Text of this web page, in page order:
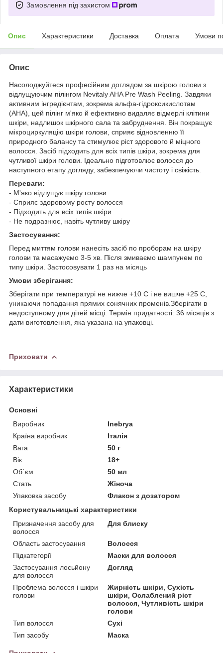
Замовлення під захистом
Опис Характеристики Доставка Оплата Умови
Опис
Насолоджуйтеся професійним доглядом за шкірою голови з
відлущуючим пілінгом Nevitaly AHA Pre Wash Peeling. Завдяки
активним інгредієнтам, зокрема альфа-гідроксикислотам
(AHA), цей пілінг м'яко й ефективно видаляє відмерлі клітини
шкіри, надлишок шкірного сала та забруднення. Він покращує
мікроциркуляцію шкіри голови, сприяє відновленню її
природного балансу та стимулює ріст здорового й міцного
волосся. Засіб підходить для всіх типів шкіри, зокрема для
чутливої шкіри голови. Ідеально підготовлює волосся до
наступного етапу догляду, забезпечуючи чистоту і свіжість.
Переваги:
- М'яко відлущує шкіру голови
- Сприяє здоровому росту волосся
- Підходить для всіх типів шкіри
- Не подразнює, навіть чутливу шкіру
Застосування:
Перед миттям голови нанесіть засіб по проборам на шкіру
голови та масажуємо 3-5 хв. Після змиваємо шампунем по
типу шкіри. Застосовувати 1 раз на місяць
Умови зберігання:
Зберігати при температурі не нижче +10 С і не вишче +25 С,
уникаючи попадання прямих сонячних променів.Зберігати в
недоступному для дітей місці. Термін придатності: 36 місяців з
дати виготовлення, яка указана на упаковці.
Приховати
Характеристики
Основні
Виробник
Inebrya
Країна виробник
Італія
Вага
50 г
Вік
18+
Об`єм
50 мл
Стать
Жіноча
Упаковка засобу
Флакон з дозатором
Користувальницькі характеристики
Призначення засобу для
волосся
Для блиску
Область застосування
Волосся
Підкатегорії
Маски для волосся
Застосування лосьйону
для волосся
Догляд
Проблема волосся і шкіри
голови
Жирність шкіри, Сухість
шкіри, Ослаблений ріст
волосся, Чутливість шкіри
голови
Тип волосся
Сухі
Тип засобу
Маска